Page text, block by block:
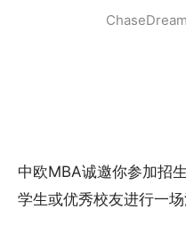
ChaseDream
中欧MBA诚邀你参加招
学生或优秀校友进行一